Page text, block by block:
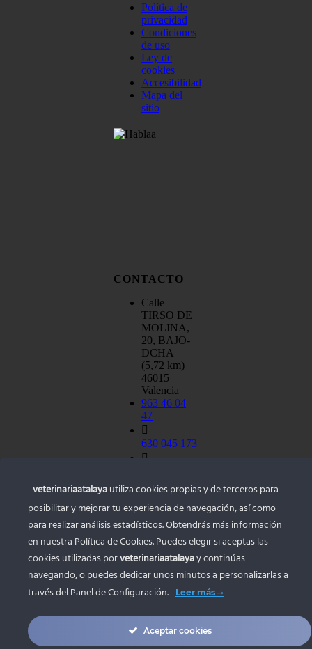
Política de
privacidad
Condiciones
de uso
Ley de
cookies
Accesibilidad
Mapa del
sitio
CONTACTO
Calle
TIRSO DE
MOLINA,
20, BAJO-
DCHA
(5,72 km)
46015
Valencia
963 46 04
47
630 045 173
2022 - 2026 |
zonadeweb.com
veterinariaatalayautiliza cookies propias y de terceros para
posibilitar y mejorar tu experiencia de navegación, así como
para realizar análisis estadísticos. Obtendrás más información
en nuestra Política de Cookies. Puedes elegir si aceptas las
cookies utilizadas porveterinariaatalayay continúas
navegando, o puedes dedicar unos minutos a personalizarlas a
través delPanel de Configuración. Leer más
Aceptar cookies